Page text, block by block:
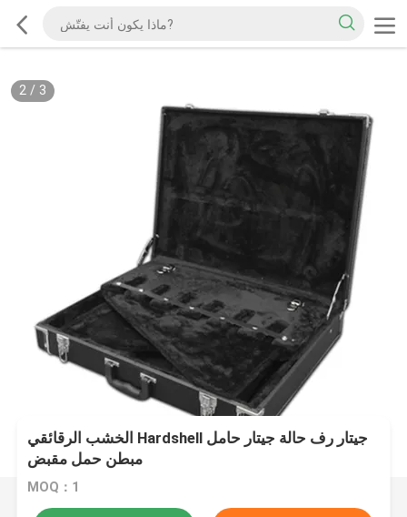
2/ 3
الخشب الرقائقي Hardshell جيتار رف حالة جيتار حامل
مبطن حمل مقبض
MOQ：1